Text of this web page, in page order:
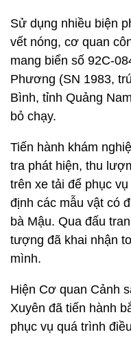
Sử dụng nhiều biện
vết nóng, cơ quan
mang biển số 92C-
Phương (SN 1983,
Bình, tỉnh Quảng
bỏ chạy.
Tiến hành khám
tra phát hiện, thu
trên xe tải để phục
định các mẫu vật có
bà Mậu. Qua đấu
tượng đã khai nhận
mình.
Hiện Cơ quan Cảnh
Xuyên đã tiến hành
phục vụ quá trình